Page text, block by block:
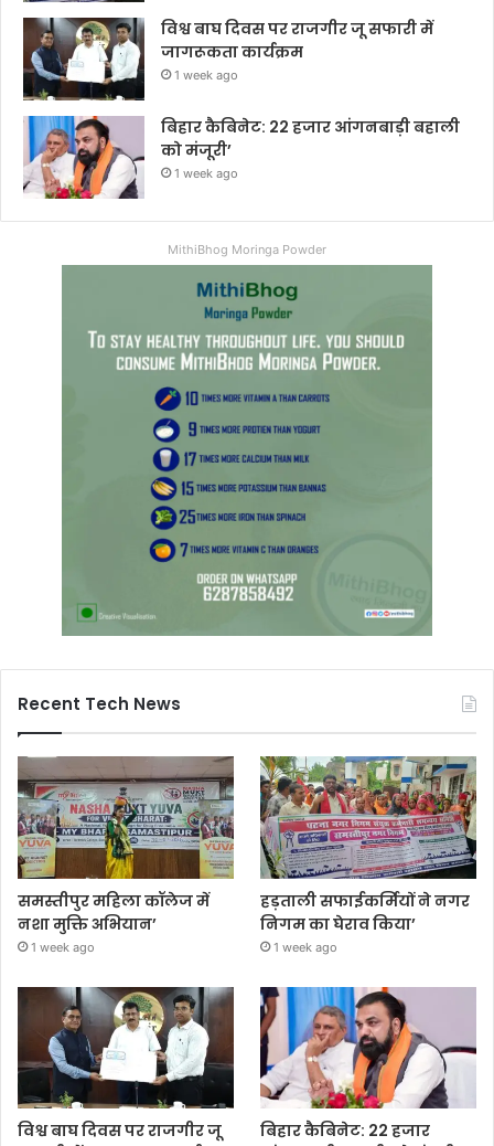
विश्व बाघ दिवस पर राजगीर जू सफारी में
जागरूकता कार्यक्रम
1 week ago
बिहार कैबिनेट: 22 हजार आंगनबाड़ी बहाली
को मंजूरी’
1 week ago
MithiBhog Moringa Powder
Recent Tech News
समस्तीपुर महिला कॉलेज में
नशा मुक्ति अभियान’
1 week ago
हड़ताली सफाईकर्मियों ने नगर
निगम का घेराव किया’
1 week ago
विश्व बाघ दिवस पर राजगीर जू
बिहार कैबिनेट: 22 हजार